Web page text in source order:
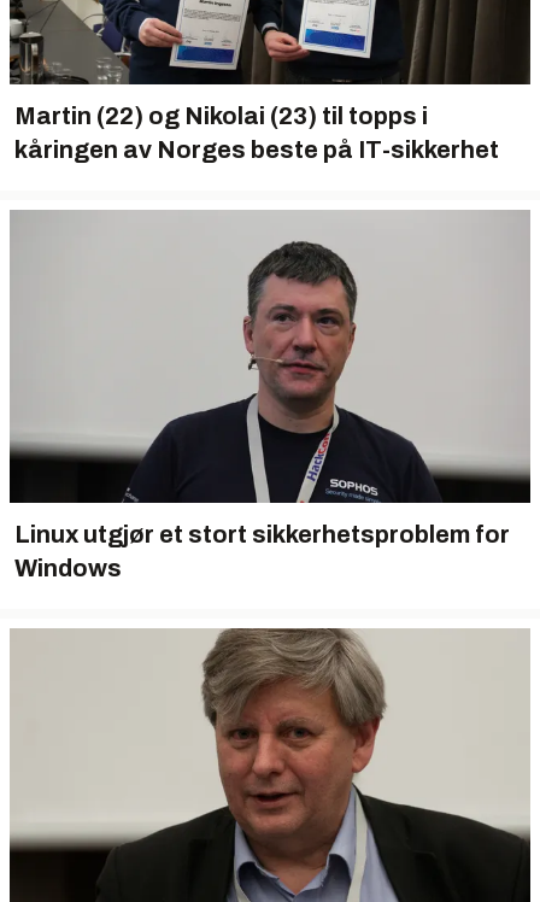
Martin (22) og Nikolai (23) til topps i
kåringen av Norges beste på IT-sikkerhet
Linux utgjør et stort sikkerhetsproblem for
Windows